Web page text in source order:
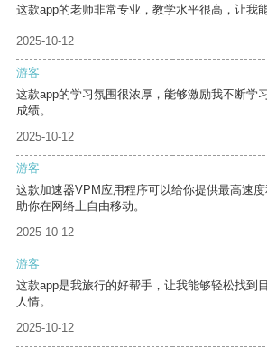
这款app的老师非常专业，教学水平很高，让我
2025-10-12
游客
这款app的学习氛围很浓厚，能够激励我不断学
成绩。
2025-10-12
游客
这款加速器VPM应用程序可以给你提供最高速
助你在网络上自由移动。
2025-10-12
游客
这款app是我旅行的好帮手，让我能够轻松找到
人情。
2025-10-12